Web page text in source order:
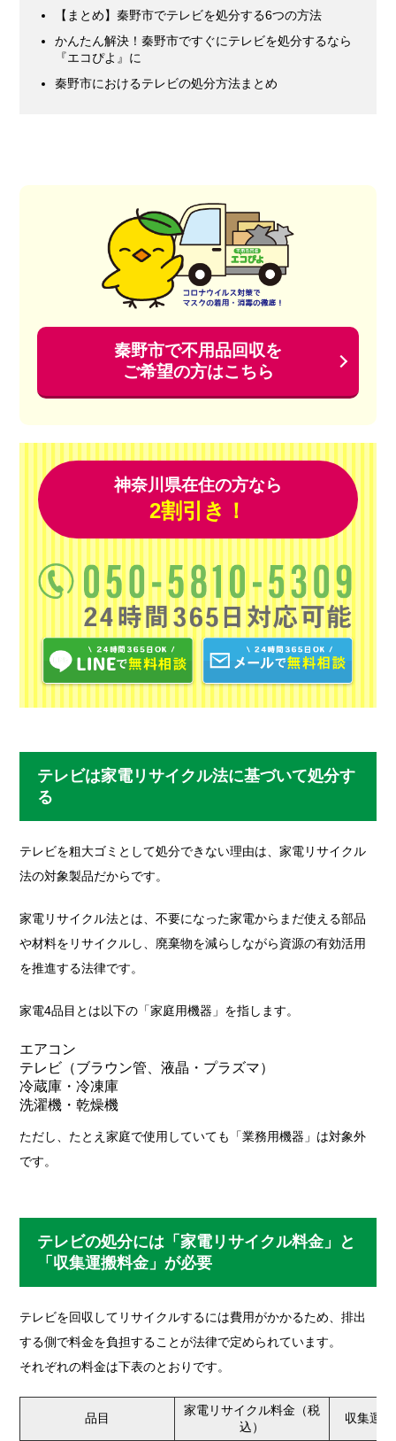
【まとめ】秦野市でテレビを処分する6つの方法
かんたん解決！秦野市ですぐにテレビを処分するなら
『エコぴよ』に
秦野市におけるテレビの処分方法まとめ
秦野市で不用品回収を
ご希望の方はこちら
神奈川県在住の方なら
2割引き！
テレビは家電リサイクル法に基づいて処分す
る
テレビを粗大ゴミとして処分できない理由は、家電リサイクル
法の対象製品だからです。
家電リサイクル法とは、不要になった家電からまだ使える部品
や材料をリサイクルし、廃棄物を減らしながら資源の有効活用
を推進する法律です。
家電4品目とは以下の「家庭用機器」を指します。
エアコン
テレビ（ブラウン管、液晶・プラズマ）
冷蔵庫・冷凍庫
洗濯機・乾燥機
ただし、たとえ家庭で使用していても「業務用機器」は対象外
です。
テレビの処分には「家電リサイクル料金」と
「収集運搬料金」が必要
テレビを回収してリサイクルするには費用がかかるため、排出
する側で料金を負担することが法律で定められています。
それぞれの料金は下表のとおりです。
品目
家電リサイクル料金（税
込）
収集運